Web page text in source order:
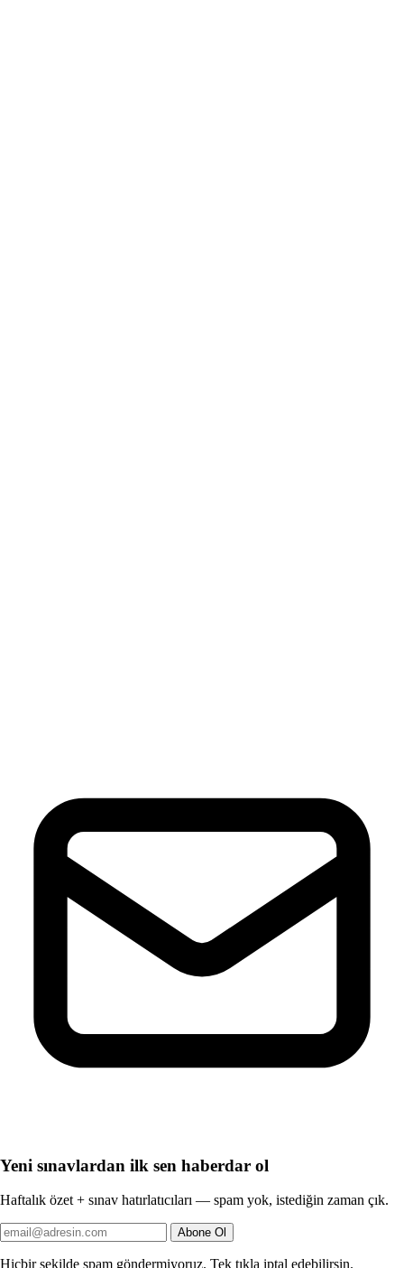
Yeni sınavlardan ilk sen haberdar ol
Haftalık özet + sınav hatırlatıcıları — spam yok, istediğin zaman çık.
Abone Ol
Hiçbir şekilde spam göndermiyoruz. Tek tıkla iptal edebilirsin.